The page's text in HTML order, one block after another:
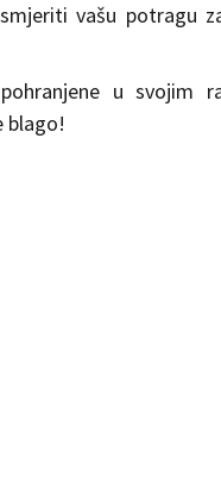
vašu potragu
u svojim
blago!